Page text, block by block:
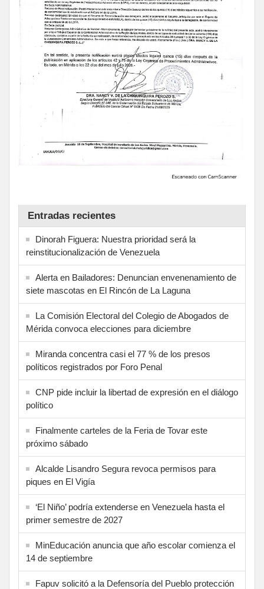
Entradas recientes
Dinorah Figuera: Nuestra prioridad será la
reinstitucionalización de Venezuela
Alerta en Bailadores: Denuncian envenenamiento de
siete mascotas en El Rincón de La Laguna
La Comisión Electoral del Colegio de Abogados de
Mérida convoca elecciones para diciembre
Miranda concentra casi el 77 % de los presos
políticos registrados por Foro Penal
CNP pide incluir la libertad de expresión en el diálogo
político
Finalmente carteles de la Feria de Tovar este
próximo sábado
Alcalde Lisandro Segura revoca permisos para
piques en El Vigía
‘El Niño’ podría extenderse en Venezuela hasta el
primer semestre de 2027
MinEducación anuncia que año escolar comienza el
14 de septiembre
Fapuv solicitó a la Defensoría del Pueblo protección